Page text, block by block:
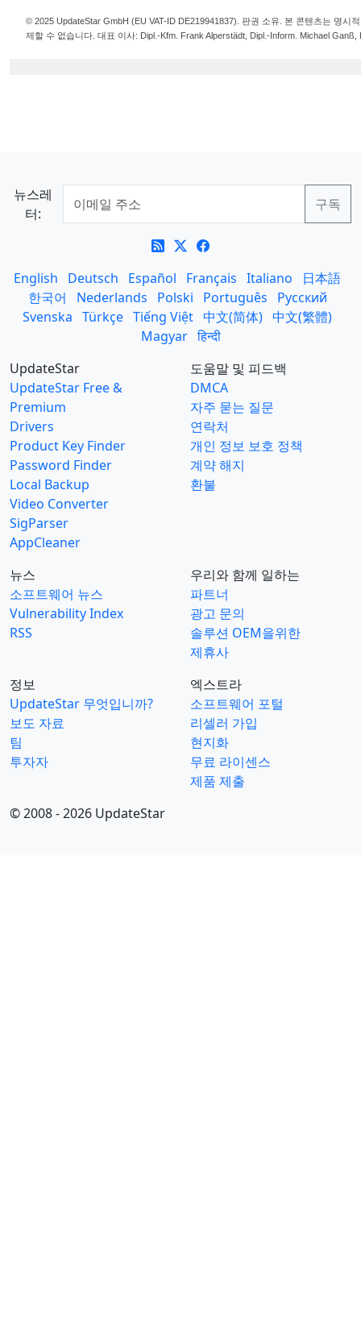
© 2025 UpdateStar GmbH (EU VAT-ID DE219941837). 판권 소유. 본 콘텐츠는 명시
제할 수 없습니다. 대표 이사: Dipl.-Kfm. Frank Alperstädt, Dipl.-Inform. Michael Ganß,
뉴스레
터:
English Deutsch Español Français Italiano
日本語
한국어
Nederlands Polski Português
Русский
Svenska Türkçe Tiếng Việt 中文(简体) 中文(繁體)
Magyar हिन्दी
UpdateStar
UpdateStar Free &
Premium
Drivers
Product Key Finder
Password Finder
Local Backup
Video Converter
SigParser
AppCleaner
도움말 및 피드백
DMCA
자주 묻는 질문
연락처
개인 정보 보호 정책
계약 해지
환불
뉴스
소프트웨어 뉴스
Vulnerability Index
RSS
우리와 함께 일하는
파트너
광고 문의
솔루션 OEM을위한
제휴사
정보
UpdateStar 무엇입니까?
보도 자료
팀
투자자
엑스트라
소프트웨어 포털
리셀러 가입
현지화
무료 라이센스
제품 제출
© 2008 - 2026 UpdateStar